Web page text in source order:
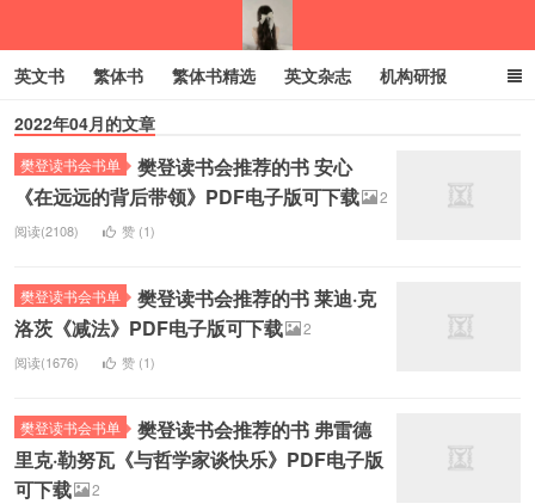
我的生活分享
英文书 繁体书 繁体书精选 英文杂志 机构研报
小语种 绝版书
2022年04月的文章
樊登读书会书单
樊登读书会推荐的书 安心
《在远远的背后带领》PDF电子版可下载
2
阅读(2108) 赞 (1)
樊登读书会书单
樊登读书会推荐的书 莱迪·克
洛茨《减法》PDF电子版可下载
2
阅读(1676) 赞 (1)
樊登读书会书单
樊登读书会推荐的书 弗雷德
里克·勒努瓦《与哲学家谈快乐》PDF电子版
可下载
2